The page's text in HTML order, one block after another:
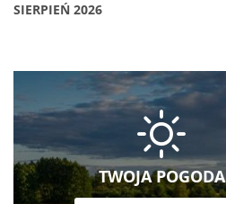
SIERPIEŃ 2026
TWOJA POGODA